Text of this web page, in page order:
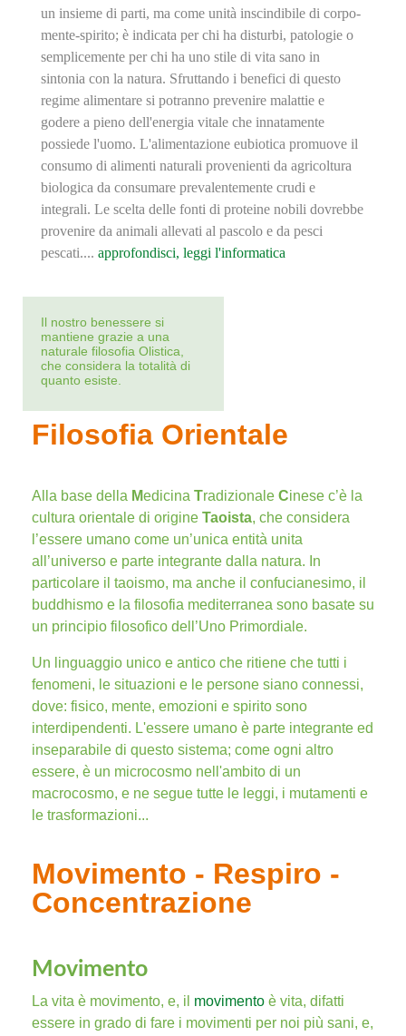
un insieme di parti, ma come unità inscindibile di corpo-
mente-spirito; è indicata per chi ha disturbi, patologie o
semplicemente per chi ha uno stile di vita sano in
sintonia con la natura. Sfruttando i benefici di questo
regime alimentare si potranno prevenire malattie e
godere a pieno dell'energia vitale che innatamente
possiede l'uomo. L'alimentazione eubiotica promuove il
consumo di alimenti naturali provenienti da agricoltura
biologica da consumare prevalentemente crudi e
integrali. Le scelta delle fonti di proteine nobili dovrebbe
provenire da animali allevati al pascolo e da pesci
pescati.... approfondisci, leggi l'informatica
Il nostro benessere si
mantiene grazie a una
naturale filosofia Olistica,
che considera la totalità di
quanto esiste.
Filosofia Orientale
Alla base della Medicina Tradizionale Cinese c’è la
cultura orientale di origine Taoista, che considera
l’essere umano come un’unica entità unita
all’universo e parte integrante dalla natura. In
particolare il taoismo, ma anche il confucianesimo, il
buddhismo e la filosofia mediterranea sono basate su
un principio filosofico dell’Uno Primordiale.
Un linguaggio unico e antico che ritiene che tutti i
fenomeni, le situazioni e le persone siano connessi,
dove: fisico, mente, emozioni e spirito sono
interdipendenti. L'essere umano è parte integrante ed
inseparabile di questo sistema; come ogni altro
essere, è un microcosmo nell'ambito di un
macrocosmo, e ne segue tutte le leggi, i mutamenti e
le trasformazioni...
Movimento - Respiro -
Concentrazione
Movimento
La vita è movimento, e, il movimento è vita, difatti
essere in grado di fare i movimenti per noi più sani, e,